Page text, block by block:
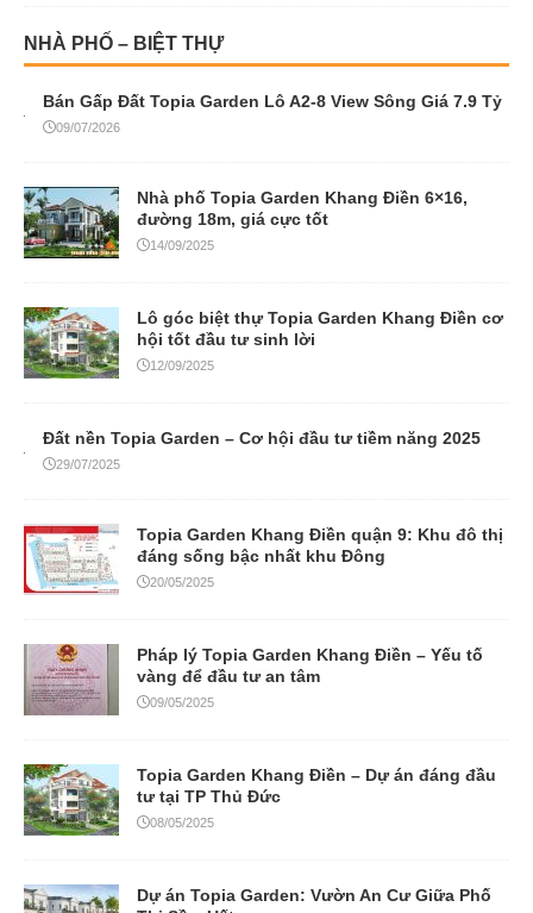
NHÀ PHỐ – BIỆT THỰ
Bán Gấp Đất Topia Garden Lô A2-8 View Sông Giá 7.9 Tỷ
09/07/2026
Nhà phố Topia Garden Khang Điền 6×16,
đường 18m, giá cực tốt
14/09/2025
Lô góc biệt thự Topia Garden Khang Điền cơ
hội tốt đầu tư sinh lời
12/09/2025
Đất nền Topia Garden – Cơ hội đầu tư tiềm năng 2025
29/07/2025
Topia Garden Khang Điền quận 9: Khu đô thị
đáng sống bậc nhất khu Đông
20/05/2025
Pháp lý Topia Garden Khang Điền – Yếu tố
vàng để đầu tư an tâm
09/05/2025
Topia Garden Khang Điền – Dự án đáng đầu
tư tại TP Thủ Đức
08/05/2025
Dự án Topia Garden: Vườn An Cư Giữa Phố